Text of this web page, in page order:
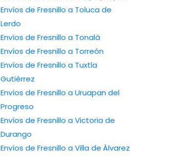
Envíos de Fresnillo a Toluca de
Lerdo
Envíos de Fresnillo a Tonalá
Envíos de Fresnillo a Torreón
Envíos de Fresnillo a Tuxtla
Gutiérrez
Envíos de Fresnillo a Uruapan del
Progreso
Envíos de Fresnillo a Victoria de
Durango
Envíos de Fresnillo a Villa de Álvarez